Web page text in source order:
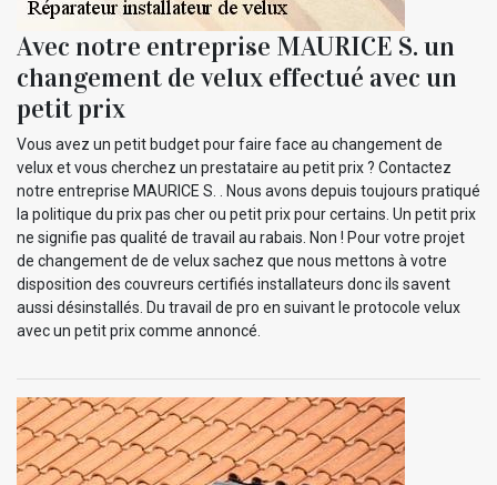
Avec notre entreprise MAURICE S. un
changement de velux effectué avec un
petit prix
Vous avez un petit budget pour faire face au changement de
velux et vous cherchez un prestataire au petit prix ? Contactez
notre entreprise MAURICE S. . Nous avons depuis toujours pratiqué
la politique du prix pas cher ou petit prix pour certains. Un petit prix
ne signifie pas qualité de travail au rabais. Non ! Pour votre projet
de changement de de velux sachez que nous mettons à votre
disposition des couvreurs certifiés installateurs donc ils savent
aussi désinstallés. Du travail de pro en suivant le protocole velux
avec un petit prix comme annoncé.